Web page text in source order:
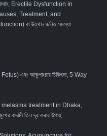
, Erectile Dysfunction in
Treatment, and
বা উত্থান জনিত সমস্যা
এবং আকুপাংচার চিকিৎসা, 5 Way
melasma treatment in Dhaka,
তিল দূর করার উপায়,